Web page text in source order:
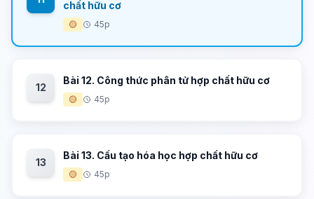
chất hữu cơ
🟡 45p
12
Bài 12. Công thức phân tử hợp chất hữu cơ
🟡 45p
13
Bài 13. Cấu tạo hóa học hợp chất hữu cơ
🟡 45p